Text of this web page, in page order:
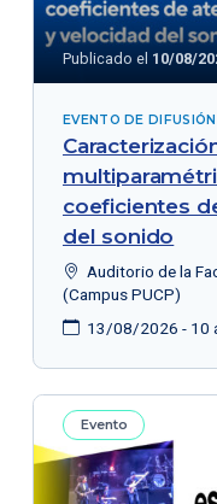
Publicado el 10/08/
EVENTO DE
coeficientes
del sonido
Auditorio de la
(Campus PUCP)
13/08/2026 - 10
Evento